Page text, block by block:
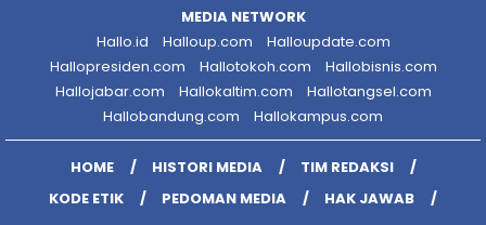
MEDIA NETWORK
Hallo.id
Halloup.com
Halloupdate.com
Hallopresiden.com
Hallotokoh.com
Hallobisnis.com
Hallojabar.com
Hallokaltim.com
Hallotangsel.com
Hallobandung.com
Hallokampus.com
HOME HISTORI MEDIA
TIM REDAKSI
KODE ETIK
PEDOMAN MEDIA
HAK JAWAB